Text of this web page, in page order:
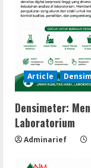
Article
Densimeter:
Laboratorium
Adminarief